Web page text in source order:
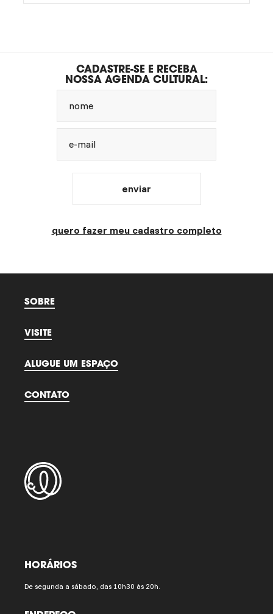
CADASTRE-SE E RECEBA
NOSSA AGENDA CULTURAL:
nome
e-mail
enviar
quero fazer meu cadastro completo
SOBRE
VISITE
ALUGUE UM ESPAÇO
CONTATO
HORÁRIOS
De segunda a sábado, das 10h30 às 20h.